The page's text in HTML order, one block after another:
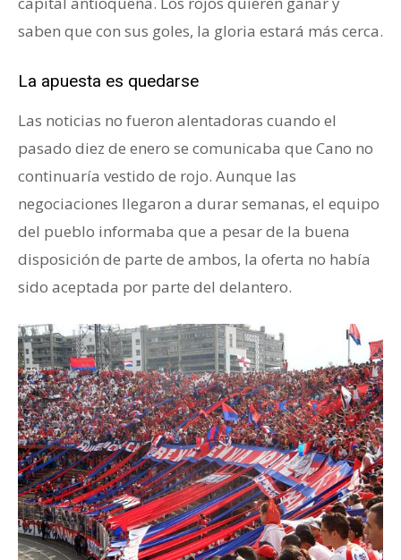
saben que con sus goles, la gloria estará más cerca.
La apuesta es quedarse
Las noticias no fueron alentadoras cuando el
pasado diez de enero se comunicaba que Cano no
continuaría vestido de rojo. Aunque las
negociaciones llegaron a durar semanas, el equipo
del pueblo informaba que a pesar de la buena
disposición de parte de ambos, la oferta no había
sido aceptada por parte del delantero.